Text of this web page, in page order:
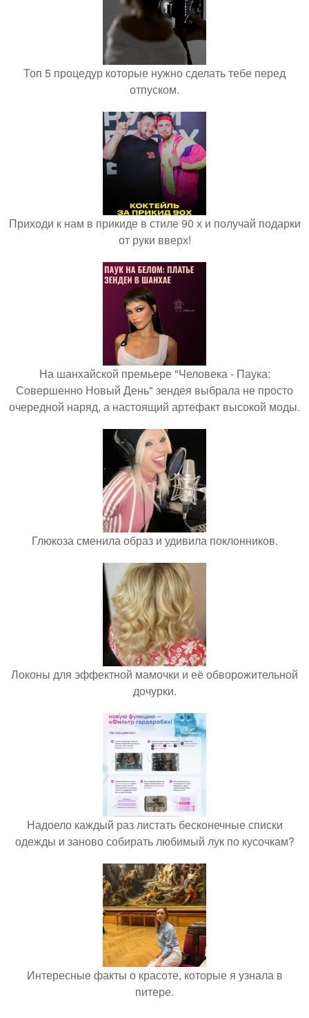
Топ 5 процедур которые нужно сделать тебе перед
отпуском.
Приходи к нам в прикиде в стиле 90 х и получай подарки
от руки вверх!
На шанхайской премьере "Человека - Паука:
Совершенно Новый День" зендея выбрала не просто
очередной наряд, а настоящий артефакт высокой моды.
Глюкоза сменила образ и удивила поклонников.
Локоны для эффектной мамочки и её обворожительной
дочурки.
Надоело каждый раз листать бесконечные списки
одежды и заново собирать любимый лук по кусочкам?
Интересные факты о красоте, которые я узнала в
питере.